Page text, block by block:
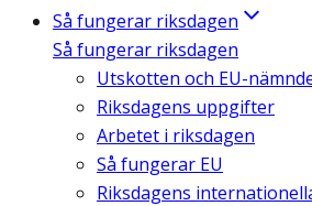
Så fungerar riksdagen
Så fungerar riksdagen
Utskotten och EU-
Riksdagens uppgifter
Arbetet i riksdagen
Så fungerar EU
Riksdagens